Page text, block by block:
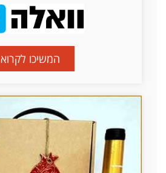
המשיכו לקרוא